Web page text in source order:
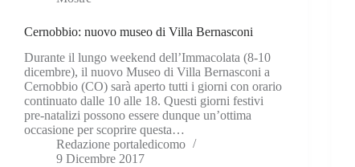
Cernobbio: nuovo museo di Villa Bernasconi
Durante il lungo weekend dell’Immacolata (8-10
dicembre), il nuovo Museo di Villa Bernasconi a
Cernobbio (CO) sarà aperto tutti i giorni con orario
continuato dalle 10 alle 18. Questi giorni festivi
pre-natalizi possono essere dunque un’ottima
occasione per scoprire questa…
Redazione portaledicomo
9 Dicembre 2017